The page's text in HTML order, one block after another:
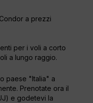
a prezzi
per i voli a corto
a lungo raggio.
paese "Italia" a
Prenotate ora il
e godetevi la